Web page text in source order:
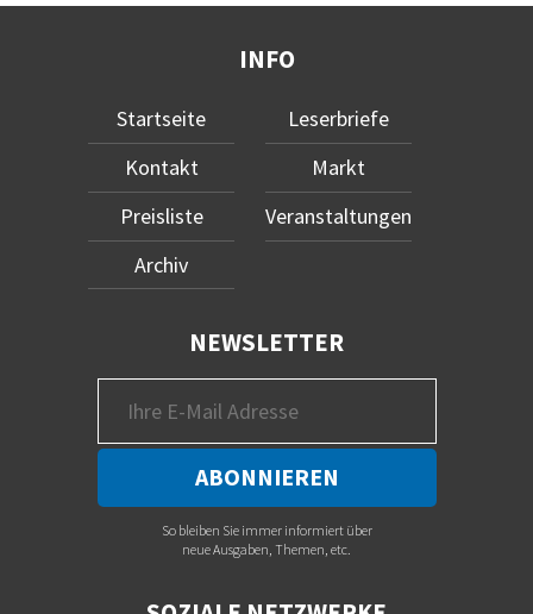
INFO
Startseite
Kontakt
Preisliste
Archiv
Leserbriefe
Markt
Veranstaltungen
NEWSLETTER
So bleiben Sie immer informiert über
neue Ausgaben, Themen, etc.